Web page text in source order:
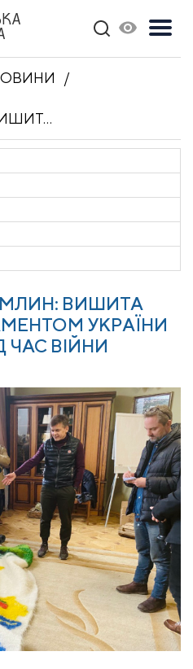
СЕРГІЙ СУХОМЛИН: ВИШИТА КОВДРА З ОРНАМЕНТОМ УКРАЇНИ РЯТУЄ ПІД ЧАС ВІЙНИ
ВИШИТА
УКРАЇНИ
ЧАС ВІЙНИ